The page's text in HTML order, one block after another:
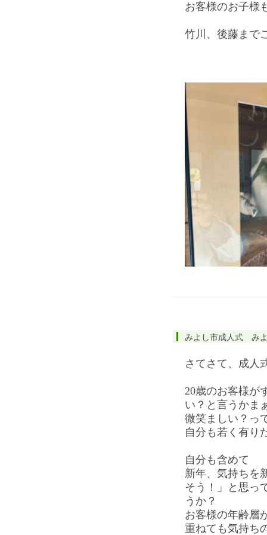
お客様のお子様
竹川、後藤まで
みよし市成人式 み
さてさて、成人
20歳のお客様が
い？と言うかま
微笑ましい？っ
自分も若く有り
自分も含めて
新年、気持ちを
そう！」と思っ
うか？
お客様の年齢層
重ねても気持ち